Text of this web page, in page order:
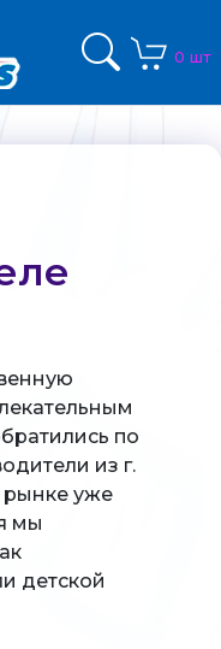
0 шт
по
из г.
рынке уже
мы
детской